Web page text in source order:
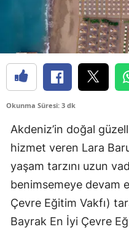
Okunma Süresi: 3 dk
Akdeniz’in doğal
hizmet veren Lara
yaşam tarzını uzun
benimsemeye devam
Çevre Eğitim Vakfı)
Bayrak En İyi Çevre